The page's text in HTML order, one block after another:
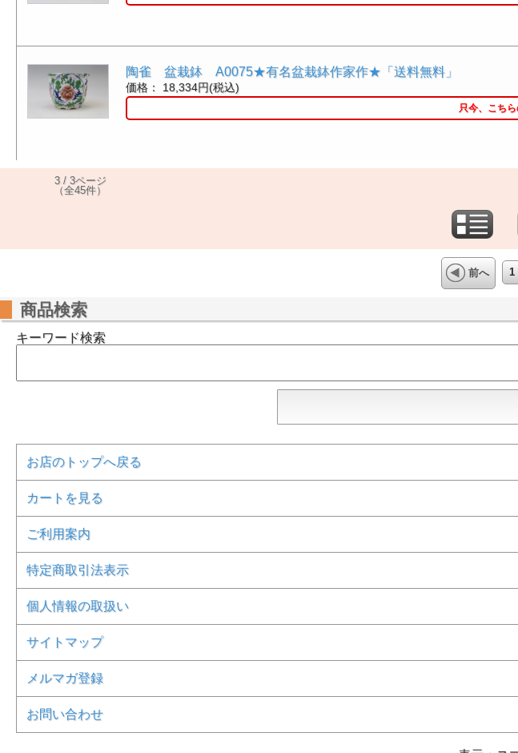
陶雀 盆栽鉢 A0075★有名盆栽鉢作家作★「送料無料」
価格： 18,334円(税込)
只今、こち
3 / 3ページ
（全45件）
前へ 1
商品検索
キーワード検索
お店のトップへ戻る
カートを見る
ご利用案内
特定商取引法表示
個人情報の取扱い
サイトマップ
メルマガ登録
お問い合わせ